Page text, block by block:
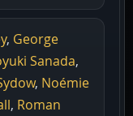
, George
Sanada,
, Noémie
, Roman